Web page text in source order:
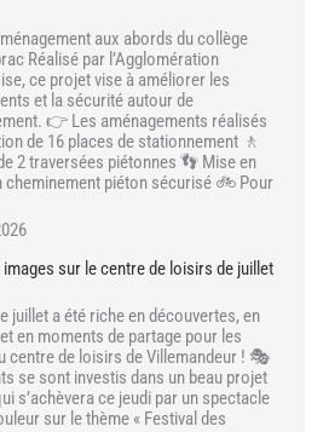
aux abords du collège
Réalisé par l’Agglomération
ce projet vise à améliorer les
et la sécurité autour de
👉 Les aménagements réalisés
de 16 places de stationnement 🚶
2 traversées piétonnes 👣 Mise en
cheminement piéton sécurisé 🚲 Pour
images sur le centre de loisirs de juillet
juillet a été riche en découvertes, en
en moments de partage pour les
centre de loisirs de Villemandeur ! 🎭
se sont investis dans un beau projet
s’achèvera ce jeudi par un spectacle
sur le thème « Festival des